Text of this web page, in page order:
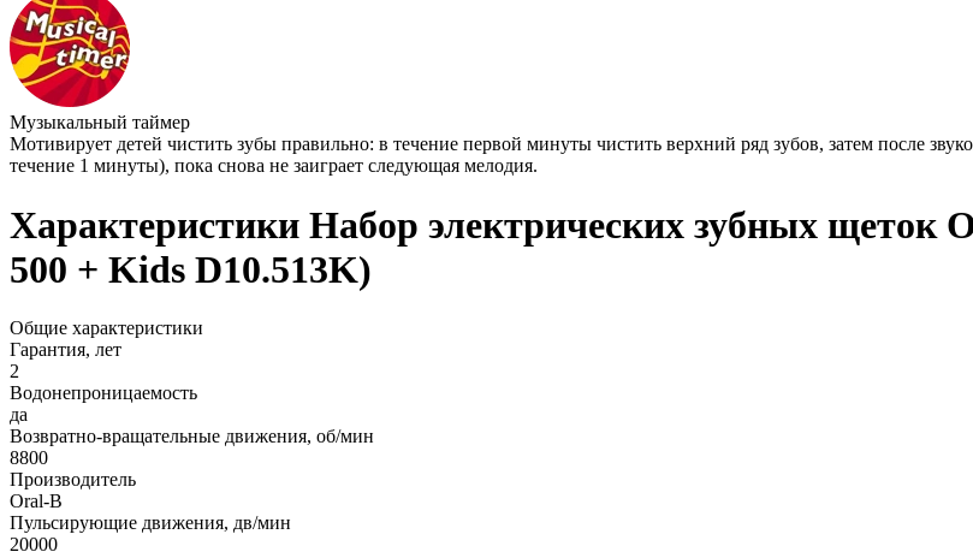
Музыкальный таймер
Мотивирует детей чистить зубы правильно: в течение первой минуты чистить верхний ряд зубов, затем после
течение 1 минуты), пока снова не заиграет следующая мелодия.
Характеристики Набор электрических зубных щеток
500 + Kids D10.513K)
Общие характеристики
Гарантия, лет
2
Водонепроницаемость
да
Возвратно-вращательные движения, об/мин
8800
Производитель
Oral-B
Пульсирующие движения, дв/мин
20000